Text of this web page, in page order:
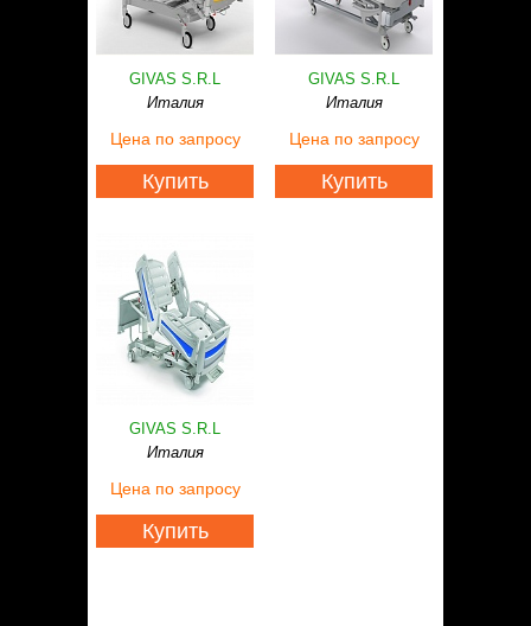
GIVAS S.R.L
Италия
Цена по запросу
Купить
GIVAS S.R.L
Италия
Цена по запросу
Купить
GIVAS S.R.L
Италия
Цена по запросу
Купить